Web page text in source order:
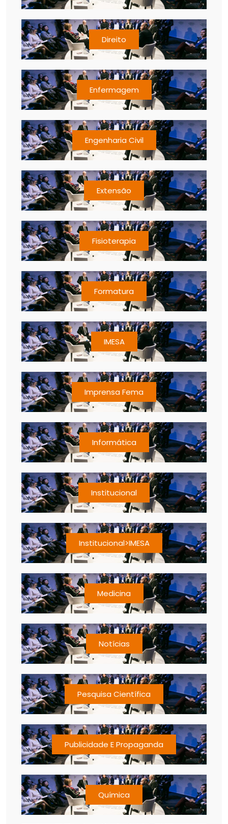
Direito
Enfermagem
Engenharia Civil
Extensão
Fisioterapia
Formatura
IMESA
Imprensa Fema
Informática
Institucional
Institucional>IMESA
Medicina
Notícias
Pesquisa Científica
Publicidade E Propaganda
Química